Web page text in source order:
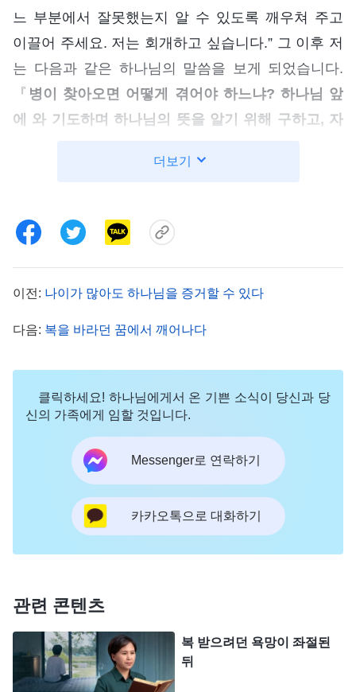
느 부분에서 잘못했는지 알 수 있도록 깨우쳐 주고
이끌어 주세요. 저는 회개하고 싶습니다.” 그 이후 저
는 다음과 같은 하나님의 말씀을 보게 되었습니다.
『 병이 찾아오면 어떻게 겪어야 하느냐? 하나님 앞
에 와 기도하며 하나님의 뜻을 알기 위해 구하고, 자
게 아직 해결되지 않은 패괴 성품이 어떤 것이 있는
을 해결할 수 없다. 사람은 고통을 통해 단련받아야
만 방종하지 않고 언제나 하나님 앞에서 살 수 있다.
고통이 생기면 늘 기도하게 되고 옷이나 음식, 즐거
움 같은 것은 생각할 겨를도 없다. 마음속으로 내내
기도만 하면서 그동안 잘못한 일이나 진리에 어긋나
희귀한 질병으로 크게 고통받는 경우, 그건 우연이
아니다. 네가 병이 나거나 건강한 것에는 모두 하나
님의 뜻이 있다.』(＜말씀ㆍ3권 말세 그리스도의 좌담
기록ㆍ하나님을 믿음에 있어 진리를 얻는 것이 가장 중요하
다＞ 중에서) 하나님 말씀의 적시적인 깨우침을 통해
제가 코로나에 감염된 것은 우연히 발생한 것이 아
닌, 모두 하나님의 주재와 안배가 있다는 것을 깨달
았습니다. 저는 하나님의 뜻을 구하고 자신을 제대로
나 하나님을 원망해서는 안 됩니다. 그 후 집에서 격
리하는 며칠 동안, 제게 어떤 패괴 표출이 있든 형제
자매들에게 해부하고 털어놓으며 저 자신을 인식하
려고 노력했습니다. 또한 하나님의 말씀에서 실행하
더보기
이전: 나이가 많아도 하나님을 증거할 수 있다
다음: 복을 바라던 꿈에서 깨어나다
클릭하세요! 하나님에게서 온 기쁜 소식이 당신과 당
신의 가족에게 임할 것입니다.
Messenger로 연락하기
카카오톡으로 대화하기
관련 콘텐츠
복 받으려던 욕망이 좌절된
뒤